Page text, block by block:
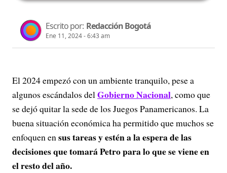
Escrito por: Redacción Bogotá
Ene 11, 2024 - 6:43 am
El 2024 empezó con un ambiente tranquilo, pese a
algunos escándalos delGobierno Nacional, como que
se dejó quitar la sede de los Juegos Panamericanos. La
buena situación económica ha permitido que muchos se
enfoquen ensus tareas y estén a la espera de las
decisiones que tomará Petro para lo que se viene en
el resto del año.